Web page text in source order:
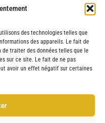
des technologies telles que
des appareils. Le fait de
traiter des données telles que le
sur ce site. Le fait de ne pas
avoir un effet négatif sur certaines
de vente
(UE)